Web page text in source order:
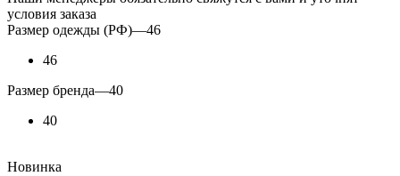
условия заказа
Размер одежды (РФ)—46
46
Размер бренда—40
40
Новинка